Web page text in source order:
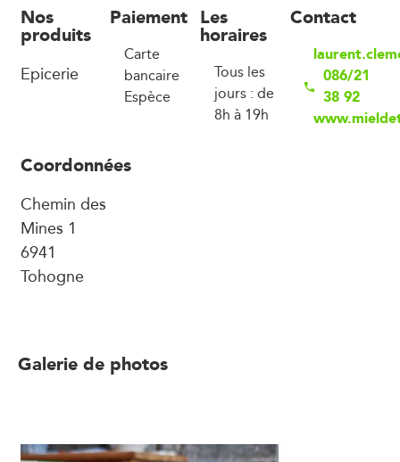
Nos
produits
Epicerie
Paiement
Carte
bancaire
Espèce
Les
horaires
Tous les
jours : de
8h à 19h
Contact
086/21
38 92
Coordonnées
Chemin des
Mines 1
6941
Tohogne
Galerie de photos